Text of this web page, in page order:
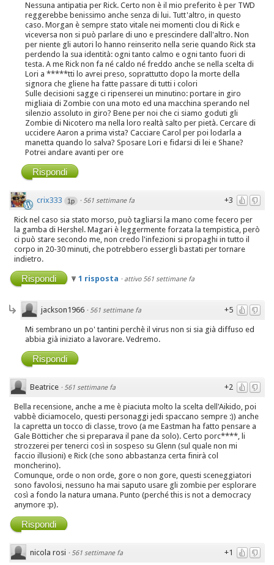
Nessuna antipatia per Rick. Certo non è il mio preferito è per TWD
reggerebbe benissimo anche senza di lui. Tutt'altro, in questo
caso. Morgan è sempre stato vitale nei momenti clou di Rick e
viceversa non si può parlare di uno e prescindere dall'altro. Non
per niente gli autori lo hanno reinserito nella serie quando Rick sta
perdendo la sua identità: ogni tanto calmo e ogni tanto fuori di
testa. A me Rick non fa né caldo né freddo anche se nella scelta di
Lori a *****tti lo avrei preso, soprattutto dopo la morte della
signora che gliene ha fatte passare di tutti i colori
Sulle decisioni sagge ci ripenserei un minutino: portare in giro
migliaia di Zombie con una moto ed una macchina sperando nel
silenzio assoluto in giro? Bene per noi che ci siamo goduti gli
Zombie di Nicotero ma nella loro realtà salto per pietà. Cercare di
uccidere Aaron a prima vista? Cacciare Carol per poi lodarla a
manetta quando lo salva? Sposare Lori e fidarsi di lei e Shane?
Potrei andare avanti per ore
Rispondi
+3
crix333 1p · 561 settimane fa
Rick nel caso sia stato morso, può tagliarsi la mano come fecero per
la gamba di Hershel. Magari è leggermente forzata la tempistica, però
ci può stare secondo me, non credo l'infezioni si propaghi in tutto il
corpo in 20-30 minuti, che potrebbero essergli bastati per tornare
indietro.
Rispondi 1 risposta · attivo 561 settimane fa
+5
jackson1966 · 561 settimane fa
Mi sembrano un po' tantini perchè il virus non si sia già diffuso ed
abbia già iniziato a lavorare. Vedremo.
Rispondi
+2
Beatrice · 561 settimane fa
Bella recensione, anche a me è piaciuta molto la scelta dell'Aikido, poi
vabbè diciamocelo, questi personaggi jedi spaccano sempre :)) anche
la capretta un tocco di classe, trovo (a me Eastman ha fatto pensare a
Gale Bötticher che si preparava il pane da solo). Certo porc****, li
strozzerei per tenerci così in sospeso su Glenn (sul quale non mi
faccio illusioni) e Rick (che sono abbastanza certa finirà col
moncherino).
Comunque, orde o non orde, gore o non gore, questi sceneggiatori
sono favolosi, nessuno ha mai saputo usare gli zombie per esplorare
così a fondo la natura umana. Punto (perché this is not a democracy
anymore :p).
Rispondi
+1
nicola rosi · 561 settimane fa